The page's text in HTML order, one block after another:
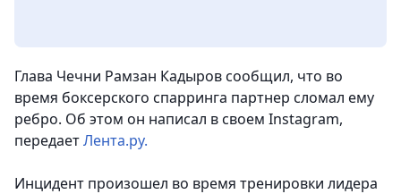
Глава Чечни Рамзан Кадыров сообщил, что во
время боксерского спарринга партнер сломал ему
ребро. Об этом он написал в своем Instagram,
передаетЛента.ру.
Инцидент произошел во время тренировки лидера